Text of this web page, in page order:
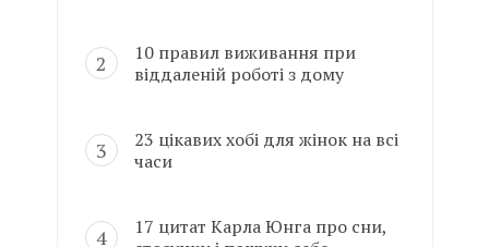
10 правил виживання при
віддаленій роботі з дому
23 цікавих хобі для жінок на всі
часи
17 цитат Карла Юнга про сни,